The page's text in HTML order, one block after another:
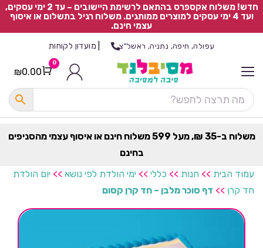
חדש! משלוח אקספרס בהתאם לרשימת היישובים – עד 2 ימי עסקים,
ועד 4 ימי עסקים למוצרים ממותגים. משלוח רגיל בתשלום או איסוף
עצמי חינם.
עפולה, חיפה, נתניה, ראשל"צ מועדון לקוחות
Cart
0
₪0.00
משלוח ב-35 ₪, מעל 599 משלוח חינם או איסוף עצמי מהסניפים
בחינם
עמוד הבית >> חנות >> כללי >> ימי הולדת לפי נושא >> יום הולדת
חד קרן >> דף סוכר מלבן – חד קרן קסום